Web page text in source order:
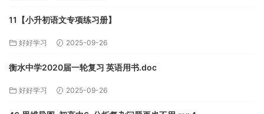
11【小升初语文专项练习册】
好好学习 2025-09-26
衡水中学2020届一轮复习 英语用书.doc
好好学习 2025-09-26